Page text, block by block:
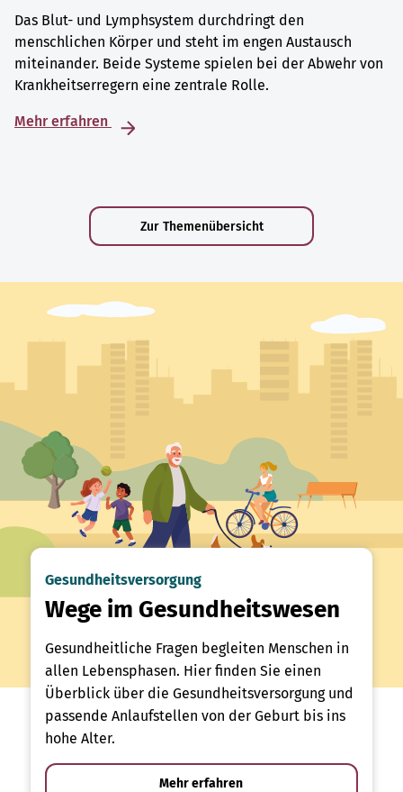
Das Blut- und Lymphsystem durchdringt den
menschlichen Körper und steht im engen Austausch
miteinander. Beide Systeme spielen bei der Abwehr von
Krankheitserregern eine zentrale Rolle.
Mehr erfahren
Zur Themenübersicht
Gesundheitsversorgung
Wege im Gesundheitswesen
Gesundheitliche Fragen begleiten Menschen in
allen Lebensphasen. Hier finden Sie einen
Überblick über die Gesundheitsversorgung und
passende Anlaufstellen von der Geburt bis ins
hohe Alter.
Mehr erfahren